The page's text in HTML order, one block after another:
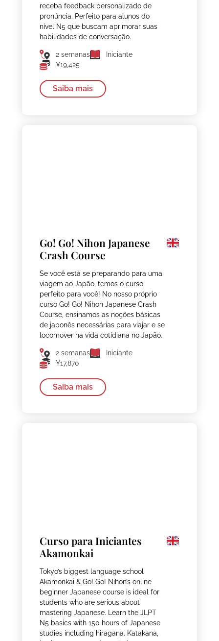
receba feedback personalizado de
pronúncia. Perfeito para alunos do
nível N5 que buscam aprimorar suas
habilidades de conversação.
2 semanas
Iniciante
¥19,425
Saiba mais
Go! Go! Nihon Japanese
Crash Course
Se você está se preparando para uma
viagem ao Japão, temos o curso
perfeito para você! No nosso próprio
curso Go! Go! Nihon Japanese Crash
Course, ensinamos as noções básicas
de japonês necessárias para viajar e se
locomover na vida cotidiana no Japão.
2 semanas
Iniciante
¥17,870
Saiba mais
Curso para Iniciantes
Akamonkai
Tokyo’s biggest language school
Akamonkai & Go! Go! Nihon’s online
beginner Japanese course is ideal for
students who are serious about
mastering Japanese. Learn the JLPT
N5 basics with 150 hours of Japanese
studies including hiragana. Katakana,